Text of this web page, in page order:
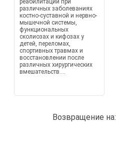
реабилитации при
различных заболеваниях
костно-суставной и нервно-
мышечной системы,
функциональных
сколиозах и кифозах у
детей, переломах,
спортивных травмах и
восстановлении после
различных хирургических
вмешательств....
Возвращение на: